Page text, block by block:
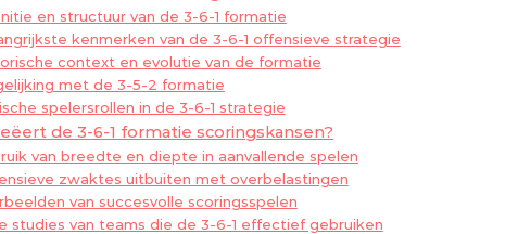
en structuur van de 3-6-1 formatie
kenmerken van de 3-6-1 offensieve strategie
context en evolutie van de formatie
met de 3-5-2 formatie
spelersrollen in de 3-6-1 strategie
de 3-6-1 formatie scoringskansen?
van breedte en diepte in aanvallende spelen
zwaktes uitbuiten met overbelastingen
van succesvolle scoringsspelen
studies van teams die de 3-6-1 effectief gebruiken